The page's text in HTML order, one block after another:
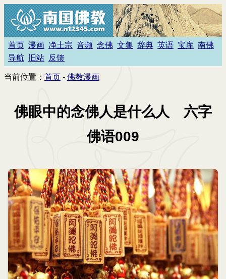
首页 漫画 净土宗 音频 念佛 文集 辞典 英语 宝库 南佛
导航
旧站 反馈
当前位置： 首页 - 佛教漫画
佛眼中的念佛人是什么人 六字
佛语009